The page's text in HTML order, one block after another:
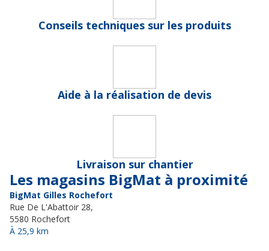
Conseils techniques sur les produits
Aide à la réalisation de devis
Livraison sur chantier
Les magasins BigMat à proximité
BigMat Gilles Rochefort
Rue De L'Abattoir 28,
5580 Rochefort
À 25,9 km